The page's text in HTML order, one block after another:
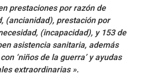
prestaciones por razón de
(ancianidad), prestación por
(incapacidad), y 153 de
asistencia sanitaria, además
‘niños de la guerra’ y ayudas
extraordinarias ».